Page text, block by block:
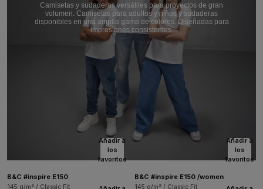
Camisetas y sudaderas versátiles para proyectos de gran
volumen. Camisetas para adultos y niños y sudaderas
disponibles en una amplia gama de colores. Diseñadas para
impresiones consistentes.
Añadir a
los
favoritos
B&C #inspire E150
145 g/m² / Classic Fit
Añadir a
los
favoritos
B&C #inspire E150 /women
145 g/m² / Classic Fit